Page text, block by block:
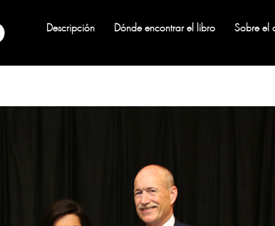
Descripción Dónde encontrar el libro Sobre el